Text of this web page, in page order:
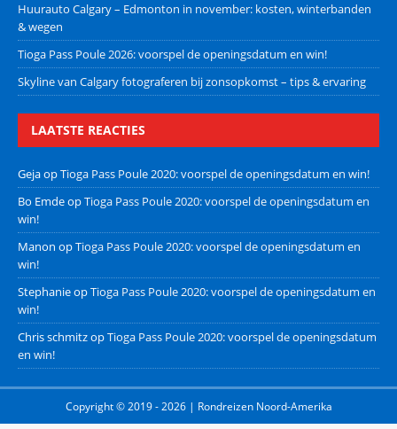
Huurauto Calgary – Edmonton in november: kosten, winterbanden
& wegen
Tioga Pass Poule 2026: voorspel de openingsdatum en win!
Skyline van Calgary fotograferen bij zonsopkomst – tips & ervaring
LAATSTE REACTIES
GejaopTioga Pass Poule 2020: voorspel de openingsdatum en win!
Bo EmdeopTioga Pass Poule 2020: voorspel de openingsdatum en
win!
Manon opTioga Pass Poule 2020: voorspel de openingsdatum en
win!
StephanieopTioga Pass Poule 2020: voorspel de openingsdatum en
win!
Chris schmitzopTioga Pass Poule 2020: voorspel de openingsdatum
en win!
Copyright © 2019 - 2026 | Rondreizen Noord-Amerika